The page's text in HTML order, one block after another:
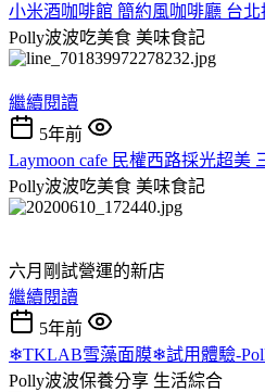
小米酒咖啡館 簡約風咖啡廳 台
Polly波波吃美食 美味食記
繼續閱讀
5年前
Laymoon cafe 民權西路採光超美
Polly波波吃美食 美味食記
六月剛試營運的新店
繼續閱讀
5年前
❄TKLAB雪藻面膜❄試用體驗-
Polly波波保養分享 生活綜合